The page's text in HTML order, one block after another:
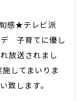
感★テレビ派
デ 子育てに優し
放送されまし
してまいりま
致します。